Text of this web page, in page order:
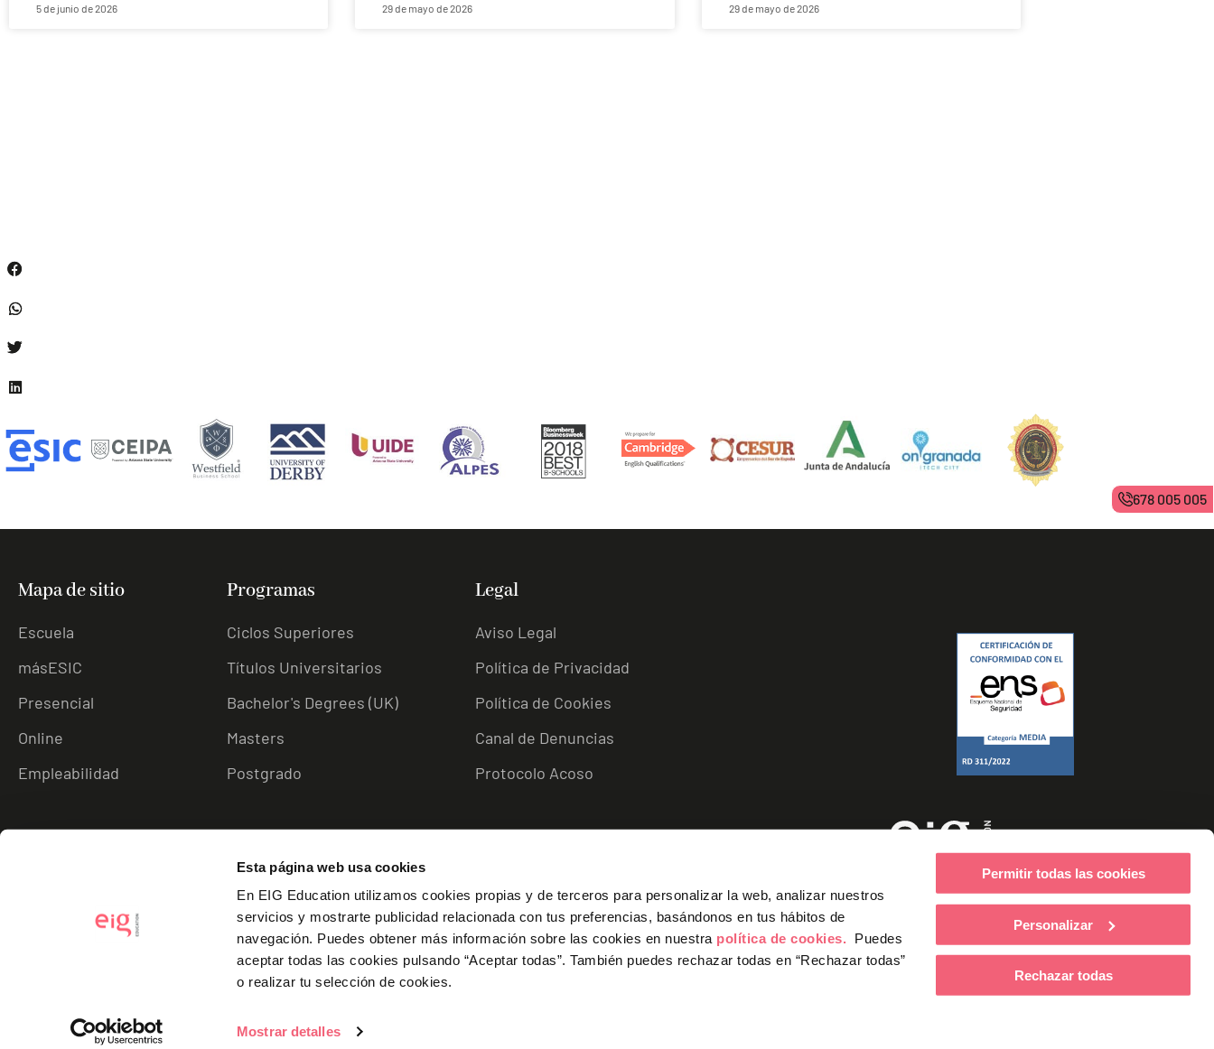
Esta página web usa cookies
En EIG Education utilizamos cookies propias y de terceros para personalizar la web, analizar nuestros
servicios y mostrarte publicidad relacionada con tus preferencias, basándonos en tus hábitos de
navegación. Puedes obtener más información sobre las cookies en nuestra política de cookies.
Puedes
aceptar todas las cookies pulsando “Aceptar todas”.También puedes rechazar todas en “Rechazar todas”
o realizar tu selección de cookies.
Mostrar detalles
Permitir todas las cookies
Personalizar
Rechazar todas
5 de junio de 2026 29 de mayo de 2026 29 de mayo de 2026
Mapa de sitio
Escuela
másESIC
Presencial
Online
Empleabilidad
Programas
Ciclos Superiores
Títulos Universitarios
Bachelor's Degrees (UK)
Masters
Postgrado
Legal
Aviso Legal
Política de Privacidad
Política de Cookies
Canal de Denuncias
Protocolo Acoso
678 005 005
k
e
d
i
n
t
g
r
a
e
o
o
k
t
u
b
e
Escuela Internacional de Gerencia SLU ha recibido un incentivo de la Consejería de Empleo, Empresa y Trabajo Autónomo de la Junta de Andalucía, dentro del Programa INVESTIGO,
financiado por la Unión Europea-Next Generation EU.